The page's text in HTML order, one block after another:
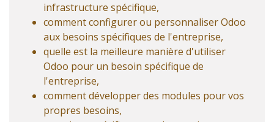
infrastructure spécifique,
comment configurer ou personnaliser Odoo
aux besoins spécifiques de l'entreprise,
quelle est la meilleure manière d'utiliser
Odoo pour un besoin spécifique de
l'entreprise,
comment développer des modules pour vos
propres besoins,